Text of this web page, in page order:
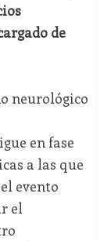
de
neurológico
en fase
a las que
evento
el